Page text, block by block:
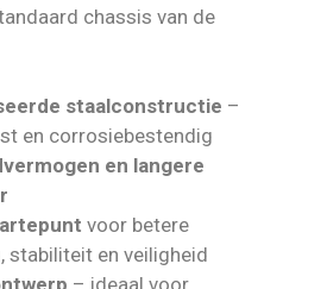
chassis van de
staalconstructie –
en corrosiebestendig
en langere
voor betere
stabiliteit en veiligheid